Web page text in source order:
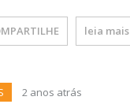
leia mais
2 anos atrás